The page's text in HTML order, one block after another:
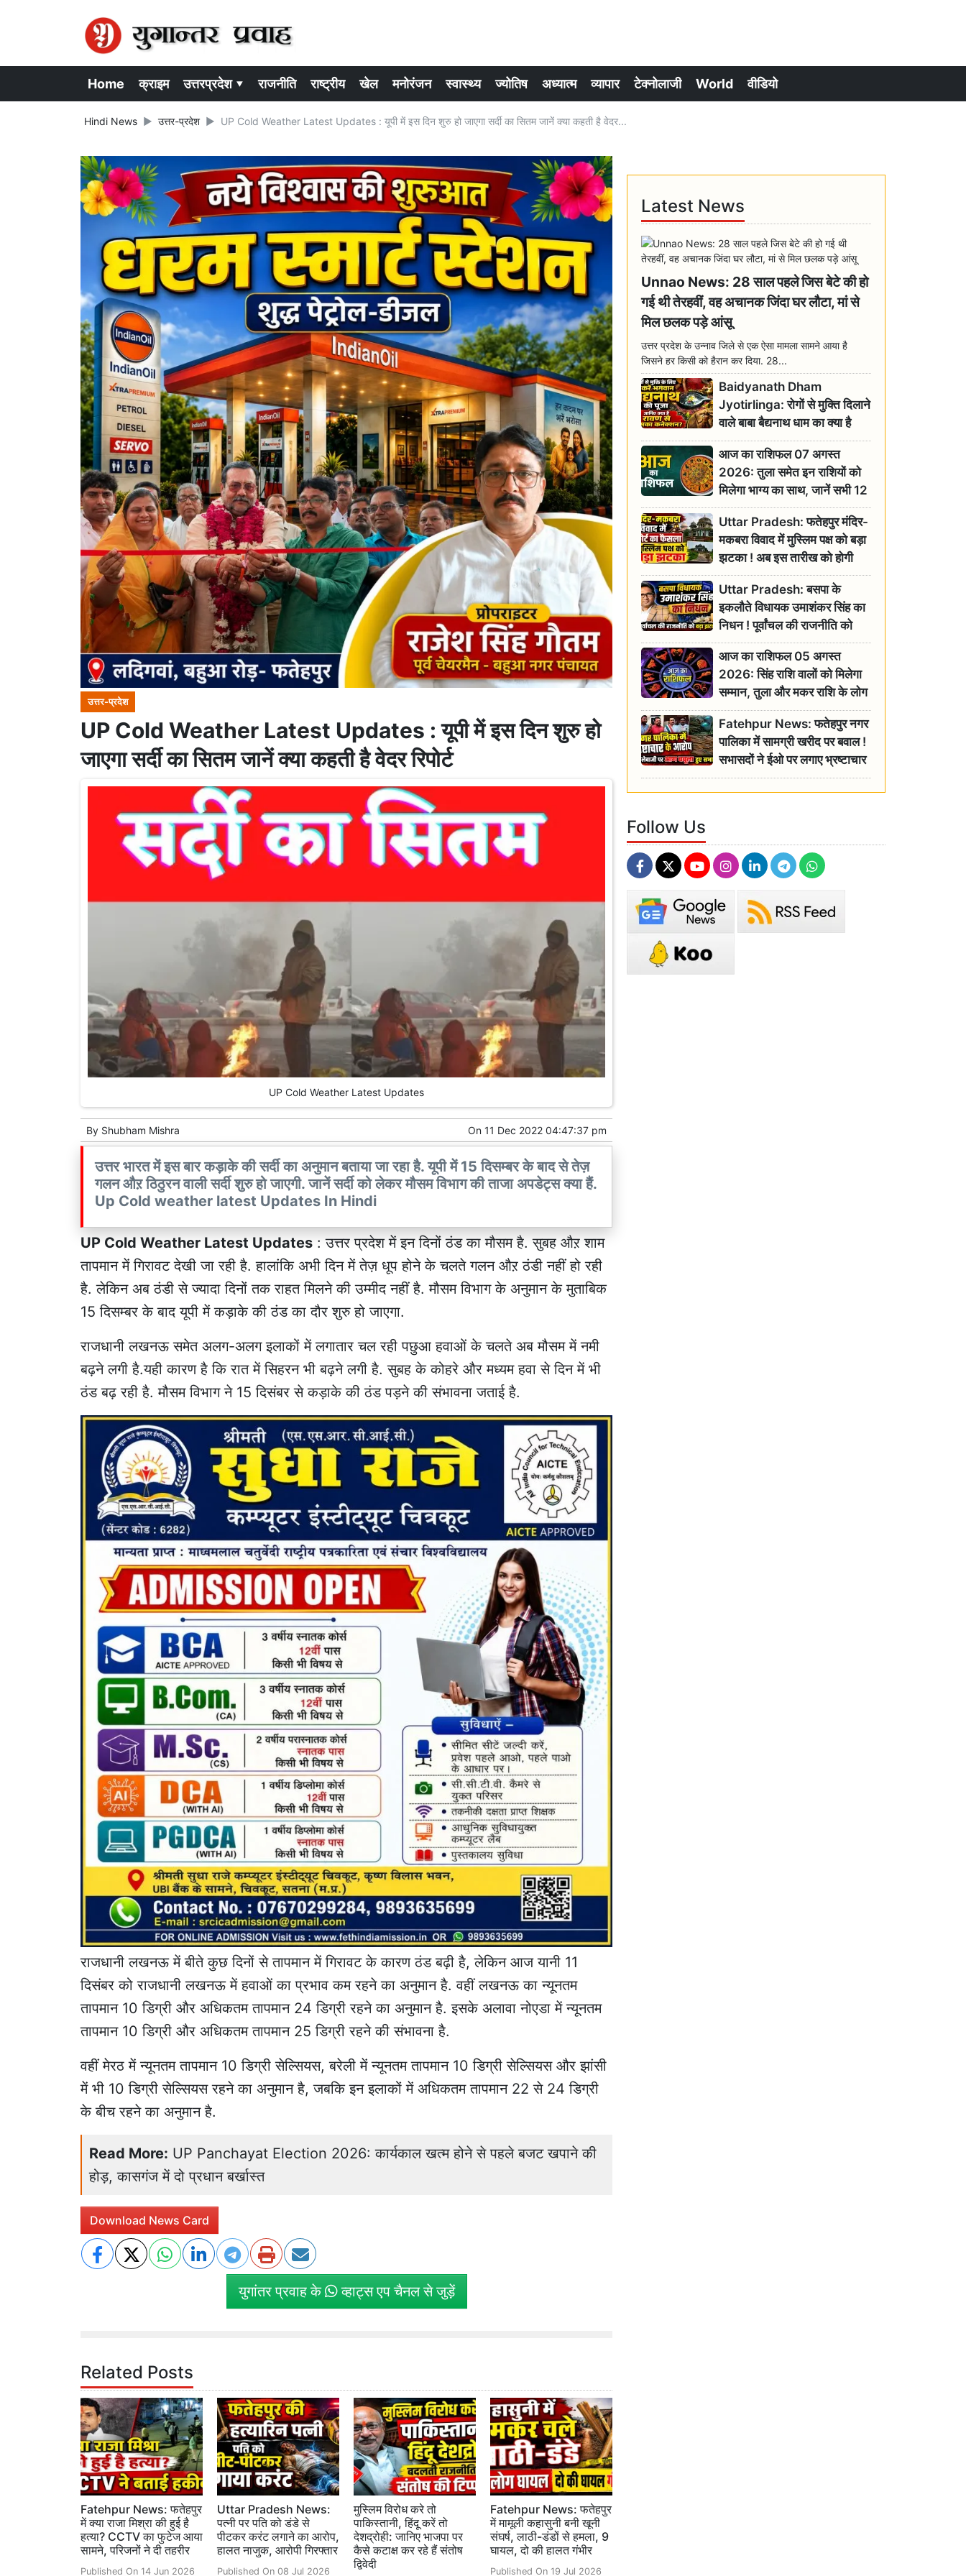
Home क्राइम उत्तरप्रदेश ▾ राजनीति राष्ट्रीय खेल मनोरंजन स्वास्थ्य ज्योतिष अध्यात्म व्यापार टेक्नोलाजी World वीडियो
Hindi News उत्तर-प्रदेश UP Cold Weather Latest Updates : यूपी में इस दिन शुरु हो जाएगा सर्दी का सितम जानें क्या कहती है वेदर...
उत्तर-प्रदेश
UP Cold Weather Latest Updates : यूपी में इस दिन शुरु हो
जाएगा सर्दी का सितम जानें क्या कहती है वेदर रिपोर्ट
UP Cold Weather Latest Updates
By Shubham Mishra On 11 Dec 2022 04:47:37 pm
उत्तर भारत में इस बार कड़ाके की सर्दी का अनुमान बताया जा रहा है. यूपी में 15 दिसम्बर के बाद से तेज़
गलन औऱ ठिठुरन वाली सर्दी शुरु हो जाएगी. जानें सर्दी को लेकर मौसम विभाग की ताजा अपडेट्स क्या हैं.
Up Cold weather latest Updates In Hindi
UP Cold Weather Latest Updates : उत्तर प्रदेश में इन दिनों ठंड का मौसम है. सुबह औऱ शाम
तापमान में गिरावट देखी जा रही है. हालांकि अभी दिन में तेज़ धूप होने के चलते गलन औऱ ठंडी नहीं हो रही
है. लेकिन अब ठंडी से ज्यादा दिनों तक राहत मिलने की उम्मीद नहीं है. मौसम विभाग के अनुमान के मुताबिक
15 दिसम्बर के बाद यूपी में कड़ाके की ठंड का दौर शुरु हो जाएगा.
राजधानी लखनऊ समेत अलग-अलग इलाकों में लगातार चल रही पछुआ हवाओं के चलते अब मौसम में नमी
बढ़ने लगी है.यही कारण है कि रात में सिहरन भी बढ़ने लगी है. सुबह के कोहरे और मध्यम हवा से दिन में भी
ठंड बढ़ रही है. मौसम विभाग ने 15 दिसंबर से कड़ाके की ठंड पड़ने की संभावना जताई है.
राजधानी लखनऊ में बीते कुछ दिनों से तापमान में गिरावट के कारण ठंड बढ़ी है, लेकिन आज यानी 11
दिसंबर को राजधानी लखनऊ में हवाओं का प्रभाव कम रहने का अनुमान है. वहीं लखनऊ का न्यूनतम
तापमान 10 डिग्री और अधिकतम तापमान 24 डिग्री रहने का अनुमान है. इसके अलावा नोएडा में न्यूनतम
तापमान 10 डिग्री और अधिकतम तापमान 25 डिग्री रहने की संभावना है.
वहीं मेरठ में न्यूनतम तापमान 10 डिग्री सेल्सियस, बरेली में न्यूनतम तापमान 10 डिग्री सेल्सियस और झांसी
में भी 10 डिग्री सेल्सियस रहने का अनुमान है, जबकि इन इलाकों में अधिकतम तापमान 22 से 24 डिग्री
के बीच रहने का अनुमान है.
Read More: UP Panchayat Election 2026: कार्यकाल खत्म होने से पहले बजट खपाने की
होड़, कासगंज में दो प्रधान बर्खास्त
Download News Card
युगांतर प्रवाह के व्हाट्स एप चैनल से जुड़ें
Related Posts
Fatehpur News: फतेहपुर
में क्या राजा मिश्रा की हुई है
हत्या? CCTV का फुटेज आया
सामने, परिजनों ने दी तहरीर
Published On 14 Jun 2026
Uttar Pradesh News:
पत्नी पर पति को डंडे से
पीटकर करंट लगाने का आरोप,
हालत नाजुक, आरोपी गिरफ्तार
Published On 08 Jul 2026
मुस्लिम विरोध करे तो
पाकिस्तानी, हिंदू करें तो
देशद्रोही: जानिए भाजपा पर
कैसे कटाक्ष कर रहे हैं संतोष
द्विवेदी
Fatehpur News: फतेहपुर
में मामूली कहासुनी बनी खूनी
संघर्ष, लाठी-डंडों से हमला, 9
घायल, दो की हालत गंभीर
Published On 19 Jul 2026
Latest News
Unnao News: 28 साल पहले जिस बेटे की हो
गई थी तेरहवीं, वह अचानक जिंदा घर लौटा, मां से
मिल छलक पड़े आंसू
उत्तर प्रदेश के उन्नाव जिले से एक ऐसा मामला सामने आया है
जिसने हर किसी को हैरान कर दिया. 28...
Baidyanath Dham
Jyotirlinga: रोगों से मुक्ति दिलाने
वाले बाबा बैद्यनाथ धाम का क्या है
रावण से संबंध? जानिए ज्योतिर्लिंग की
महिमा
आज का राशिफल 07 अगस्त
2026: तुला समेत इन राशियों को
मिलेगा भाग्य का साथ, जानें सभी 12
राशियों का दैनिक भाग्यफल
Uttar Pradesh: फतेहपुर मंदिर-
मकबरा विवाद में मुस्लिम पक्ष को बड़ा
झटका ! अब इस तारीख को होगी
सुनवाई
Uttar Pradesh: बसपा के
इकलौते विधायक उमाशंकर सिंह का
निधन ! पूर्वांचल की राजनीति को
बड़ा झटका, योगी ने जताया दुःख
आज का राशिफल 05 अगस्त
2026: सिंह राशि वालों को मिलेगा
सम्मान, तुला और मकर राशि के लोग
रहें सतर्क
Fatehpur News: फतेहपुर नगर
पालिका में सामग्री खरीद पर बवाल !
सभासदों ने ईओ पर लगाए भ्रष्टाचार
के गंभीर आरोप
Follow Us